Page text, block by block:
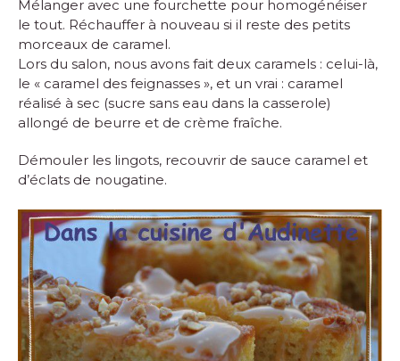
Mélanger avec une fourchette pour homogénéiser
le tout. Réchauffer à nouveau si il reste des petits
morceaux de caramel.
Lors du salon, nous avons fait deux caramels : celui-là,
le « caramel des feignasses », et un vrai : caramel
réalisé à sec (sucre sans eau dans la casserole)
allongé de beurre et de crème fraîche.
Démouler les lingots, recouvrir de sauce caramel et
d’éclats de nougatine.